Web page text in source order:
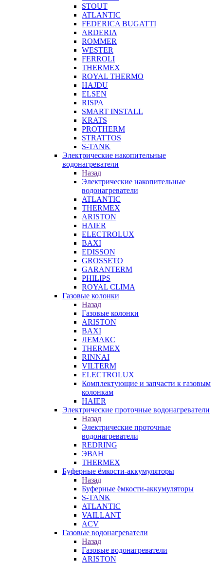
STOUT
ATLANTIC
FEDERICA BUGATTI
ARDERIA
ROMMER
WESTER
FERROLI
THERMEX
ROYAL THERMO
HAJDU
ELSEN
RISPA
SMART INSTALL
KRATS
PROTHERM
STRATTOS
S-TANK
Электрические накопительные
водонагреватели
Назад
Электрические накопительные
водонагреватели
ATLANTIC
THERMEX
ARISTON
HAIER
ELECTROLUX
BAXI
EDISSON
GROSSETO
GARANTERM
PHILIPS
ROYAL CLIMA
Газовые колонки
Назад
Газовые колонки
ARISTON
BAXI
ЛЕМАКС
THERMEX
RINNAI
VILTERM
ELECTROLUX
Комплектующие и запчасти к газовым
колонкам
HAIER
Электрические проточные водонагреватели
Назад
Электрические проточные
водонагреватели
REDRING
ЭВАН
THERMEX
Буферные ёмкости-аккумуляторы
Назад
Буферные ёмкости-аккумуляторы
S-TANK
ATLANTIC
VAILLANT
ACV
Газовые водонагреватели
Назад
Газовые водонагреватели
ARISTON